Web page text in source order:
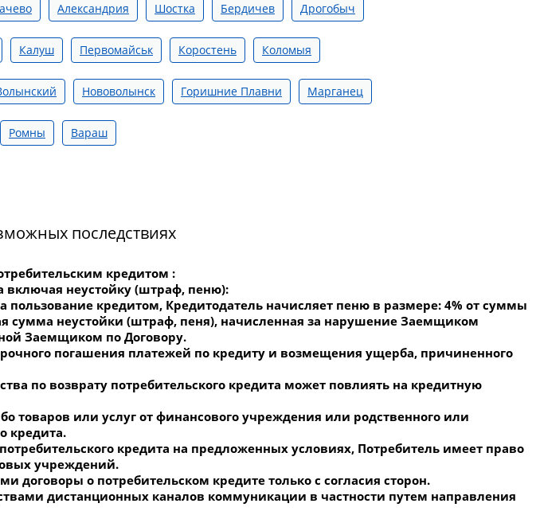
Александрия Шостка Бердичев Дрогобыч
Калуш Первомайськ Коростень Коломыя
Нововолынск Горишние Плавни Марганец
Ромны Вараш
последствиях
кредитом :
включая неустойку (штраф, пеню):
кредитом, Кредитодатель начисляет пеню в размере: 4% от суммы
сумма неустойки (штраф, пеня), начисленная за нарушение Заемщиком
Заемщиком по Договору.
погашения платежей по кредиту и возмещения ущерба, причиненного
по возврату потребительского кредита может повлиять на кредитную
товаров или услуг от финансового учреждения или родственного или
кредита.
кредита на предложенных условиях, Потребитель имеет право
учреждений.
о потребительском кредите только с согласия сторон.
дистанционных каналов коммуникации в частности путем направления